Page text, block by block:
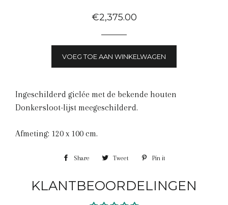
Normale
€2,375.00
VOEG TOE AAN WINKELWAGEN
Ingeschilderd giclée met de bekende houten
Donkersloot-lijst meegeschilderd.
Afmeting: 120 x 100 cm.
Share Share
Facebook
Tweet Tweet
Twitter
Pin it
Pinterest
KLANTBEOORDELINGEN